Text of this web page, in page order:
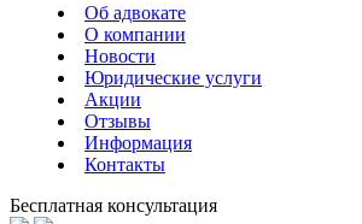
Об адвокате
О компании
Новости
Юридические услуги
Акции
Отзывы
Информация
Контакты
Бесплатная консультация